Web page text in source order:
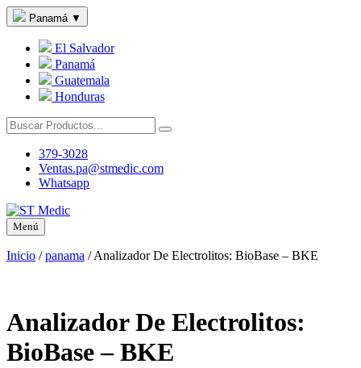
Panamá ▼
El Salvador
Panamá
Guatemala
Honduras
379-3028
Ventas.pa@stmedic.com
Whatsapp
Menú
Inicio /panama /Analizador De Electrolitos: BioBase – BKE
Analizador De Electrolitos:
BioBase – BKE